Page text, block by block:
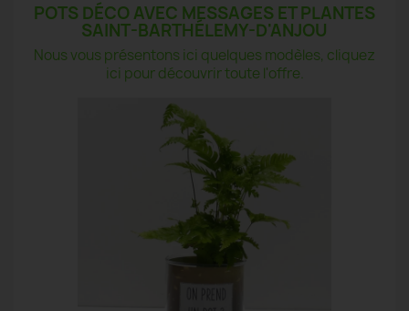
POTS DÉCO AVEC MESSAGES ET PLANTES
SAINT-BARTHÉLEMY-D'ANJOU
Nous vous présentons ici quelques modèles, cliquez
ici pour découvrir toute l'offre.